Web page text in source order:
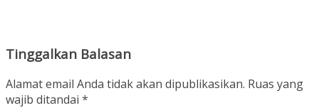
Tinggalkan Balasan
Alamat email Anda tidak akan dipublikasikan. Ruas yang
wajib ditandai *